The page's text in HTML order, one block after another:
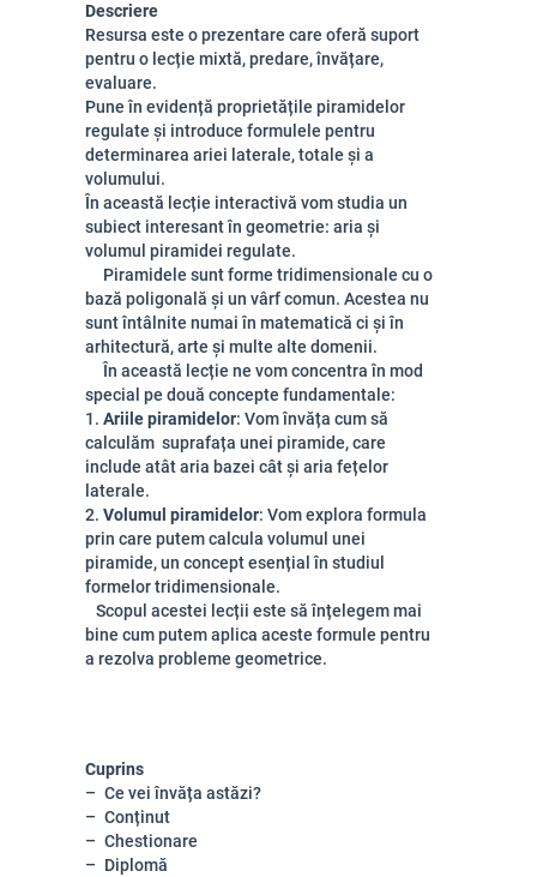
Descriere
Resursa este o prezentare care oferă suport
pentru o lecție mixtă, predare, învățare,
evaluare.
Pune în evidență proprietățile piramidelor
regulate și introduce formulele pentru
determinarea ariei laterale, totale și a
volumului.
În această lecție interactivă vom studia un
subiect interesant în geometrie: aria și
volumul piramidei regulate.
Piramidele sunt forme tridimensionale cu o
bază poligonală și un vârf comun. Acestea nu
sunt întâlnite numai în matematică ci și în
arhitectură, arte și multe alte domenii.
În această lecție ne vom concentra în mod
special pe două concepte fundamentale:
1. Ariile piramidelor: Vom învăța cum să
calculăm suprafața unei piramide, care
include atât aria bazei cât și aria fețelor
laterale.
2. Volumul piramidelor: Vom explora formula
prin care putem calcula volumul unei
piramide, un concept esențial în studiul
formelor tridimensionale.
Scopul acestei lecții este să înțelegem mai
bine cum putem aplica aceste formule pentru
a rezolva probleme geometrice.
Cuprins
Ce vei învăța astăzi?
Conținut
Chestionare
Diplomă